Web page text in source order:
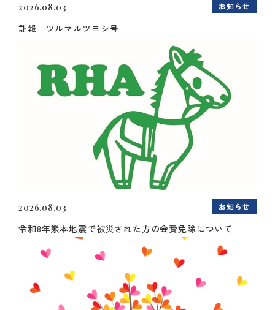
2026.08.03 お知らせ
訃報 ツルマルツヨシ号
2026.08.03 お知らせ
令和8年熊本地震で被災された方の会費免除について